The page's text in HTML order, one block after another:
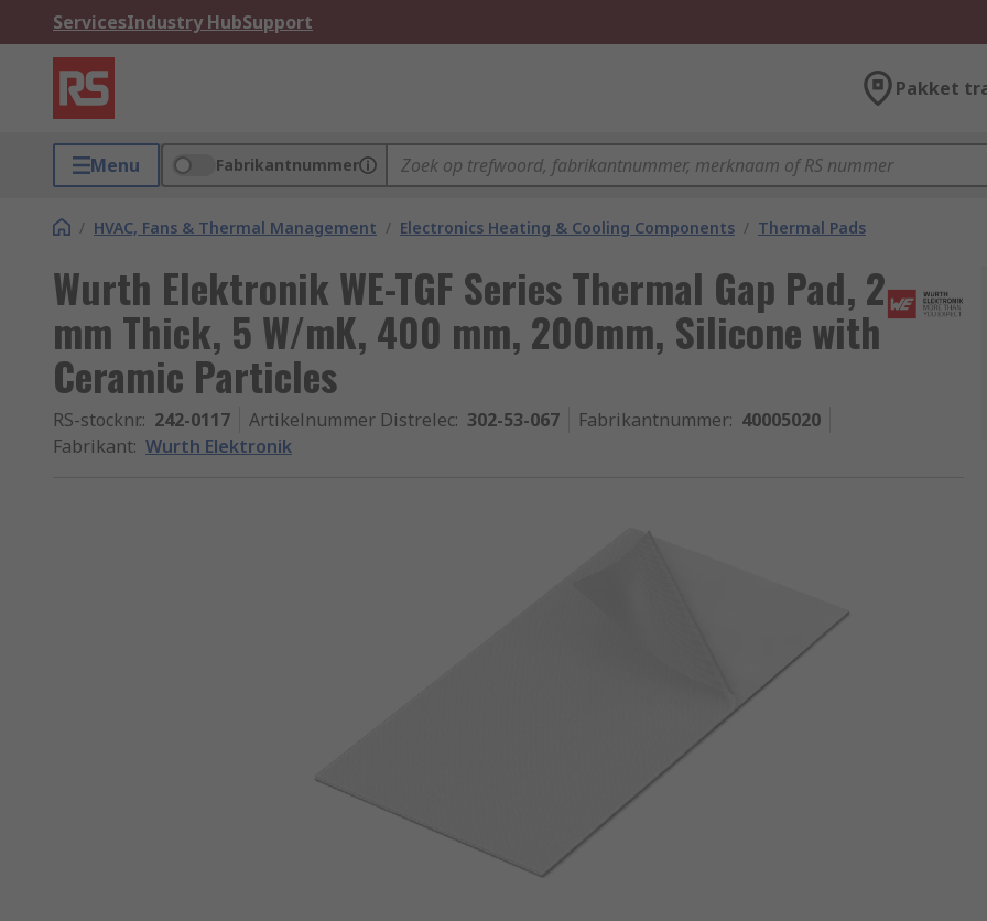
ServicesIndustry HubSupport
Pakket
Menu Fabrikantnummer
/ HVAC, Fans & Thermal Management / Electronics Heating & Cooling Components / Thermal Pads
Wurth Elektronik WE-TGF Series Thermal Gap Pad, 2
mm Thick, 5 W/mK, 400 mm, 200mm, Silicone with
Ceramic Particles
RS-stocknr.: 242-0117 Artikelnummer Distrelec: 302-53-067 Fabrikantnummer: 40005020
Fabrikant: Wurth Elektronik